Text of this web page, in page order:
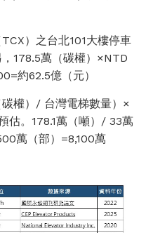
）之台北101大樓停車
，178.5萬（碳權）×NTD
約62.5億（元）
權）/ 台灣電梯數量）×
估。178.1萬（噸）/ 33萬
萬（部）=8,100萬